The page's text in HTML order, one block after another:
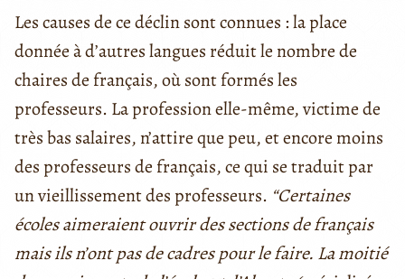
Les causes de ce déclin sont connues : la place
donnée à d’autres langues réduit le nombre de
chaires de français, où sont formés les
professeurs. La profession elle-même, victime de
très bas salaires, n’attire que peu, et encore moins
des professeurs de français, ce qui se traduit par
un vieillissement des professeurs. “Certaines
écoles aimeraient ouvrir des sections de français
mais ils n’ont pas de cadres pour le faire. La moitié